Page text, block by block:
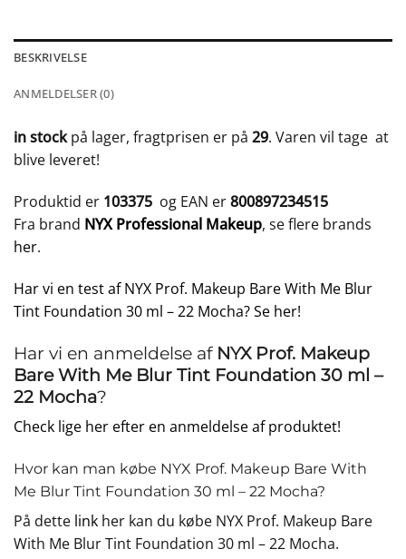
BESKRIVELSE
ANMELDELSER (0)
in stockpå lager, fragtprisen er på 29. Varen vil tage at
blive leveret!
Produktid er 103375 og EAN er800897234515
Fra brand NYX Professional Makeup, se flere brands
her.
Har vi en test af NYX Prof. Makeup Bare With Me Blur
Tint Foundation 30 ml – 22 Mocha? Se her!
Har vi en anmeldelse af NYX Prof. Makeup
Bare With Me Blur Tint Foundation 30 ml –
22 Mocha?
Check lige her efter en anmeldelse af produktet!
Hvor kan man købe NYX Prof. Makeup Bare With
Me Blur Tint Foundation 30 ml – 22 Mocha?
På dette link her kan du købe NYX Prof. Makeup Bare
With Me Blur Tint Foundation 30 ml – 22 Mocha.